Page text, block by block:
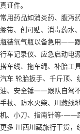
真证件。
常用药品如消炎药、腹泻
绷带、创可贴、消毒药水
瓶装氧气瓶以备急用——跟
行车记录仪、应急启动电
搭车线、拖车绳、补胎工
汽车 轮胎扳手、千斤顶、
油、安全锤——跟队自驾不
手杖、防水火柴、川藏线
机、小刀、指南针等-——
更多 川西川藏旅行干货